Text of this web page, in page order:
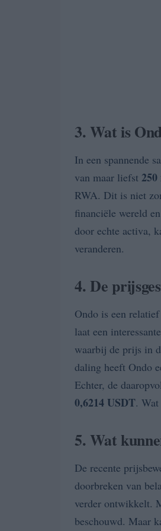
3. Wat is
In een spannende
van maar liefst
RWA. Dit is niet
financiële wereld
door echte activa,
veranderen.
4. De
Ondo is een
laat een
waarbij de prijs in
daling heeft Ondo
Echter, de
0,6214 USDT.
5. Wat
De recente
doorbreken van
verder ontwikkelt.
beschouwd. Maar